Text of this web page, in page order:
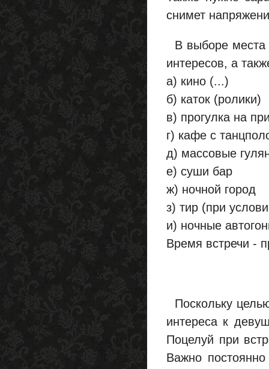
снимет
В выборе места
интересов, а
а) кино (...)
б) каток (ролики)
в) прогулка на
г) кафе с
д) массовые
е) суши бар
ж) ночной город
з) тир (при
и) ночные
Время встречи -
Поскольку
интереса к
Поцелуй при
Важно